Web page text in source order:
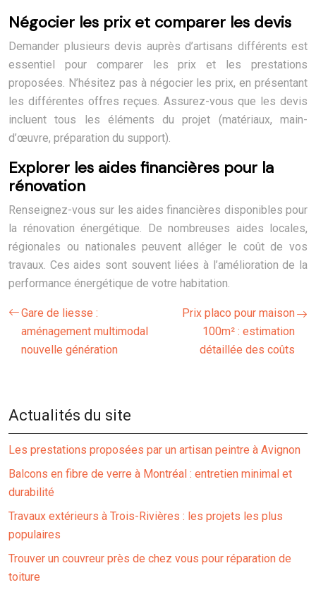
Négocier les prix et comparer les devis
Demander plusieurs devis auprès d’artisans différents est
essentiel pour comparer les prix et les prestations
proposées. N’hésitez pas à négocier les prix, en présentant
les différentes offres reçues. Assurez-vous que les devis
incluent tous les éléments du projet (matériaux, main-
d’œuvre, préparation du support).
Explorer les aides financières pour la
rénovation
Renseignez-vous sur les aides financières disponibles pour
la rénovation énergétique. De nombreuses aides locales,
régionales ou nationales peuvent alléger le coût de vos
travaux. Ces aides sont souvent liées à l’amélioration de la
performance énergétique de votre habitation.
Gare de liesse :
aménagement multimodal
nouvelle génération
Prix placo pour maison
100m² : estimation
détaillée des coûts
Actualités du site
Les prestations proposées par un artisan peintre à Avignon
Balcons en fibre de verre à Montréal : entretien minimal et
durabilité
Travaux extérieurs à Trois-Rivières : les projets les plus
populaires
Trouver un couvreur près de chez vous pour réparation de
toiture